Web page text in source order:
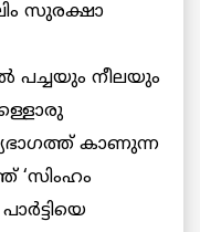
സുരക്ഷാ
നീലയും
കാണുന്ന
‘സിംഹം